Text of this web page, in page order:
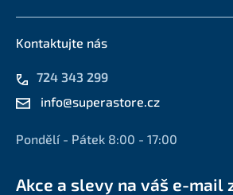
Kontaktujte nás
724 343 299
info@superastore.cz
Pondělí - Pátek 8:00 - 17:00
Akce a slevy na váš e-mail